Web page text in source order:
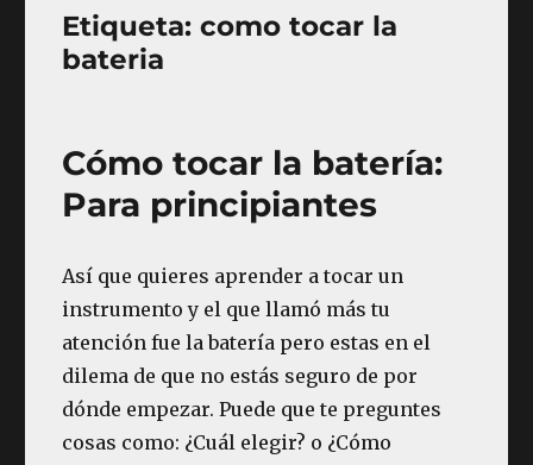
Etiqueta:como tocar la
bateria
Cómo tocar la batería:
Para principiantes
Así que quieres aprender a tocar un
instrumento y el que llamó más tu
atención fue la batería pero estas en el
dilema de que no estás seguro de por
dónde empezar. Puede que te preguntes
cosas como: ¿Cuál elegir? o ¿Cómo